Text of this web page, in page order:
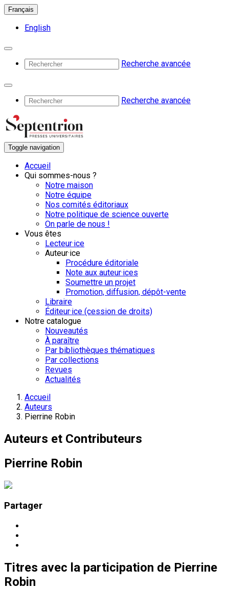
Français
English
Recherche avancée
Recherche avancée
Toggle navigation
Accueil
Qui sommes-nous ?
Notre maison
Notre équipe
Nos comités éditoriaux
Notre politique de science ouverte
On parle de nous !
Vous êtes
Lecteur·ice
Auteur·ice
Procédure éditoriale
Note aux auteur·ices
Soumettre un projet
Promotion, diffusion, dépôt-vente
Libraire
Éditeur·ice (cession de droits)
Notre catalogue
Nouveautés
À paraître
Par bibliothèques thématiques
Par collections
Revues
Actualités
Accueil
Auteurs
Pierrine Robin
Auteurs et Contributeurs
Pierrine Robin
Partager
Titres avec la participation de Pierrine
Robin